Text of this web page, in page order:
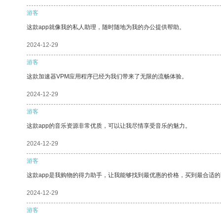
游客
这款app就像我的私人助理，随时随地为我的办公提供帮助。
2024-12-29
游客
这款加速器VPM应用程序已经为我们带来了无限的流畅体验。
2024-12-29
游客
这款app的音乐资源非常优质，可以让我尽情享受音乐的魅力。
2024-12-29
游客
这款app是我购物的得力助手，让我能够找到最优惠的价格，买到最合适
2024-12-29
游客